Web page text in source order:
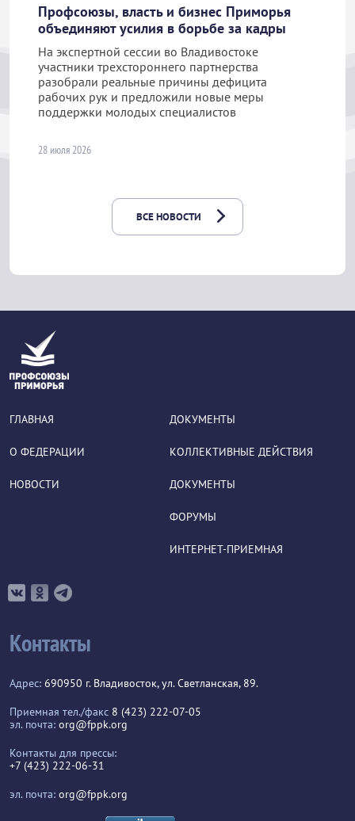
Профсоюзы, власть и бизнес Приморья
объединяют усилия в борьбе за кадры
На экспертной сессии во Владивостоке
участники трехстороннего партнерства
разобрали реальные причины дефицита
рабочих рук и предложили новые меры
поддержки молодых специалистов
28 июля 2026
ВСЕ НОВОСТИ
ГЛАВНАЯ
О ФЕДЕРАЦИИ
НОВОСТИ
ДОКУМЕНТЫ
КОЛЛЕКТИВНЫЕ ДЕЙСТВИЯ
ДОКУМЕНТЫ
ФОРУМЫ
ИНТЕРНЕТ-ПРИЕМНАЯ
Контакты
Адрес: 690950 г. Владивосток, ул. Светланская, 89.
Приемная тел./факс 8 (423) 222-07-05
эл. почта: org@fppk.org
Контакты для прессы:
+7 (423) 222-06-31
эл. почта: org@fppk.org